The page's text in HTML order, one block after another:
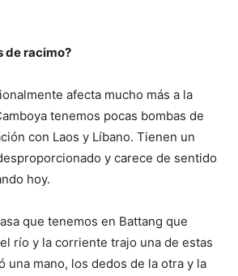
de racimo?
afecta mucho más a la
tenemos pocas bombas de
con Laos y Líbano. Tienen un
y carece de sentido
hoy.
que tenemos en Battang que
río y la corriente trajo una de estas
una mano, los dedos de la otra y la